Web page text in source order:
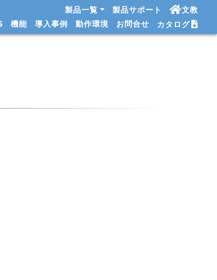
機能 導入事例 動作環境 お問合せ カタログ
製品一覧 製品サポート 文教